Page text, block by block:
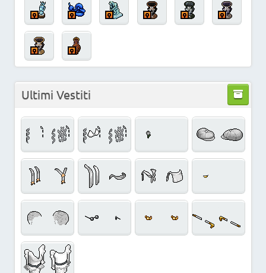
Ultimi Vestiti